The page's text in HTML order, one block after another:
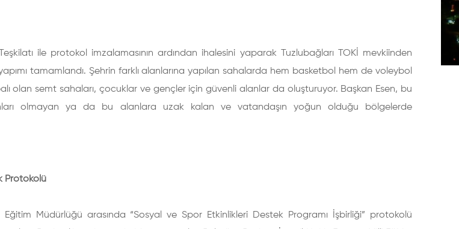
ile protokol imzalamasının ardından ihalesini yaparak Tuzlubağları TOKİ mevkiinden
tamamlandı. Şehrin farklı alanlarına yapılan sahalarda hem basketbol hem de voleybol
olan semt sahaları, çocuklar ve gençler için güvenli alanlar da oluşturuyor. Başkan Esen, bu
olmayan ya da bu alanlara uzak kalan ve vatandaşın yoğun olduğu bölgelerde
Protokolü
Eğitim Müdürlüğü arasında “Sosyal ve Spor Etkinlikleri Destek Programı İşbirliği” protokolü